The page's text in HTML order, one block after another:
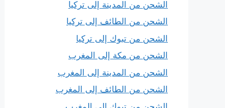
الشحن من المدينة إلى تركيا
الشحن من الطائف إلى تركيا
الشحن من تبوك إلى تركيا
الشحن من مكة إلى المغرب
الشحن من المدينة إلى المغرب
الشحن من الطائف إلى المغرب